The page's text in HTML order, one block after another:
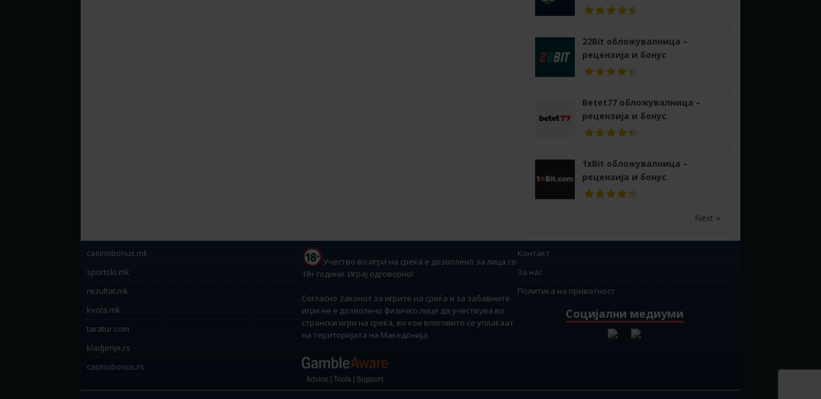
22Bit обложувалница –
рецензија и бонус
Betet77 обложувалница –
рецензија и бонус
1xBit обложувалница –
рецензија и бонус
Next »
casinobonus.mk
sportski.mk
rezultat.mk
kvota.mk
taratur.com
kladjenje.rs
casinobonus.rs
Учество во игри на среќа е дозволено за лица со
18+ години. Играј одговорно!
Согласно Законот за игрите на среќа и за забавните
игри не е дозволено физичко лице да учествува во
странски игри на среќа, во кои влоговите се уплаќаат
на територијата на Македонија.
Контакт
За нас
Политика на приватност
Социјални медиуми